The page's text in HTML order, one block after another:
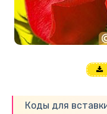
Коды для